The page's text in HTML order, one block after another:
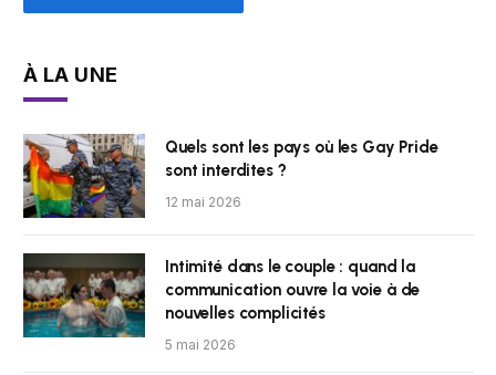
À LA UNE
Quels sont les pays où les Gay Pride
sont interdites ?
12 mai 2026
Intimité dans le couple : quand la
communication ouvre la voie à de
nouvelles complicités
5 mai 2026